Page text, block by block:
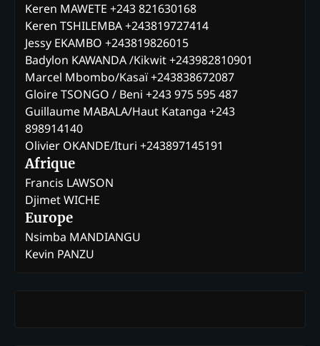
Keren MAWETE +243 821630168
Keren TSHILEMBA +243819727414
Jessy EKAMBO +243819826015
Badylon KAWANDA /Kikwit +243982810901
Marcel Mbombo/Kasaï +243838672087
Gloire TSONGO / Beni +243 975 595 487
Guillaume MABALA/Haut Katanga +243
898914140
Olivier OKANDE/Ituri +243897145191
Afrique
Francis LAWSON
Djimet WICHE
Europe
Nsimba MANDIANGU
Kevin PANZU